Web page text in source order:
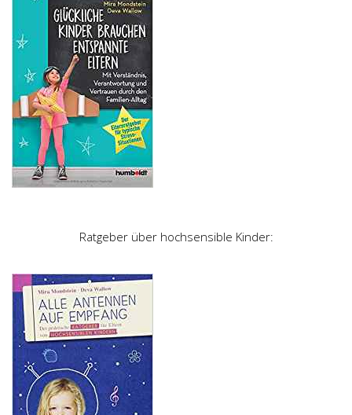
Ratgeber über hochsensible Kinder: